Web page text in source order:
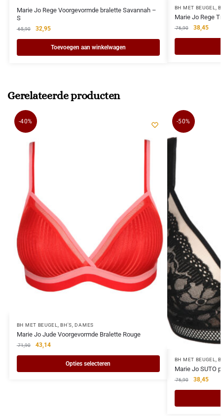
Marie Jo Rege Voorgevormde bralette Savannah –
S
65,90 32,95
Toevoegen aan winkelwagen
BH MET BEUGEL ,
Marie Jo Rege
76,90 38,45
Gerelateerde producten
-40%
BH MET BEUGEL ,BH'S ,DAMES
Marie Jo Jude Voorgevormde Bralette Rouge
71,90 43,14
Opties selecteren
-50%
BH MET BEUGEL ,
Marie Jo SUTO
76,90 38,45